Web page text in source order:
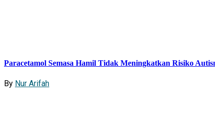
Paracetamol Semasa Hamil Tidak Meningkatkan Risiko
By Nur Arifah